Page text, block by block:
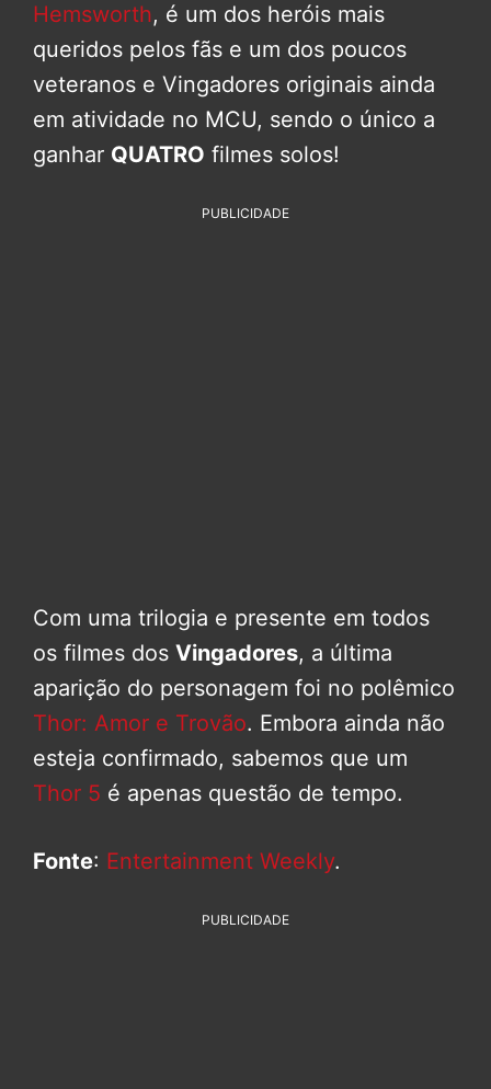
Hemsworth, é um dos heróis mais
queridos pelos fãs e um dos poucos
veteranos e Vingadores originais ainda
em atividade no MCU, sendo o único a
ganhar QUATRO filmes solos!
PUBLICIDADE
Com uma trilogia e presente em todos
os filmes dos Vingadores, a última
aparição do personagem foi no polêmico
Thor: Amor e Trovão. Embora ainda não
esteja confirmado, sabemos que um
Thor 5 é apenas questão de tempo.
Fonte: Entertainment Weekly.
PUBLICIDADE